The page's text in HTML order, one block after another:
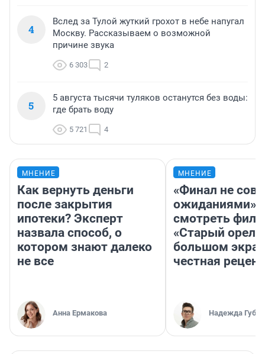
4
Вслед за Тулой жуткий грохот в небе напугал
Москву. Рассказываем о возможной
причине звука
6 303 2
5
5 августа тысячи туляков останутся без воды:
где брать воду
5 721 4
МНЕНИЕ
Как вернуть деньги
после закрытия
ипотеки? Эксперт
назвала способ, о
котором знают далеко
не все
Анна Ермакова
МНЕНИЕ
«Финал не
ожиданиями»:
смотреть
«Старый орел»
большом
честная
Надежда